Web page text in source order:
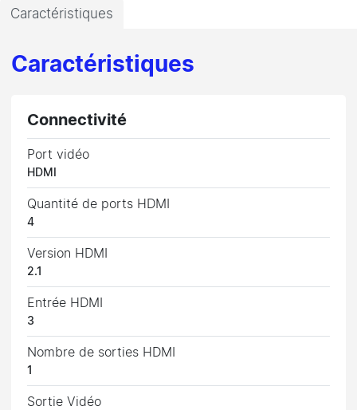
Caractéristiques
Caractéristiques
Connectivité
Port vidéo
HDMI
Quantité de ports HDMI
4
Version HDMI
2.1
Entrée HDMI
3
Nombre de sorties HDMI
1
Sortie Vidéo